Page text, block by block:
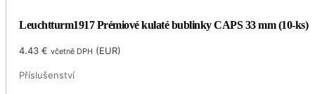
Leuchtturm1917 Prémiové kulaté bublinky CAPS 33 mm (10-ks)
4.43€ včetně DPH (EUR)
Příslušenství